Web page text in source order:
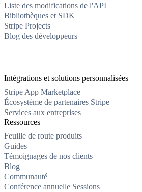
Liste des modifications de l'API
Bibliothèques et SDK
Stripe Projects
Blog des développeurs
Intégrations et solutions personnalisées
Stripe App Marketplace
Écosystème de partenaires Stripe
Services aux entreprises
Ressources
Feuille de route produits
Guides
Témoignages de nos clients
Blog
Communauté
Conférence annuelle Sessions